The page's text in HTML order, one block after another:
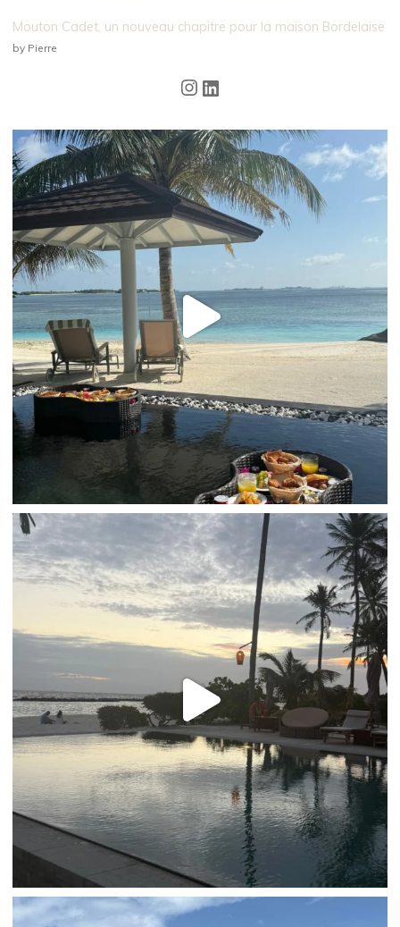
Mouton Cadet, un nouveau chapitre pour la maison Bordelaise
by Pierre
Instagram
LinkedIn